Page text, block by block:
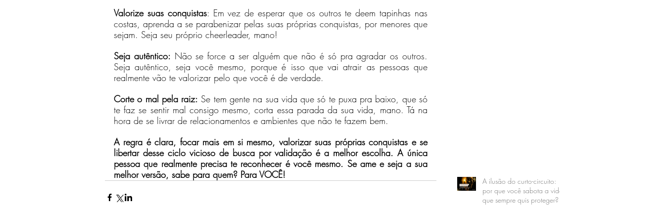
Valorize suas conquistas: Em vez de esperar que os outros te deem tapinhas nas
costas, aprenda a se parabenizar pelas suas próprias conquistas, por menores que
sejam. Seja seu próprio cheerleader, mano!
Seja autêntico: Não se force a ser alguém que não é só pra agradar os outros.
Seja autêntico, seja você mesmo, porque é isso que vai atrair as pessoas que
realmente vão te valorizar pelo que você é de verdade.
Corte o mal pela raiz: Se tem gente na sua vida que só te puxa pra baixo, que só
te faz se sentir mal consigo mesmo, corta essa parada da sua vida, mano. Tá na
hora de se livrar de relacionamentos e ambientes que não te fazem bem.
A regra é clara, focar mais em si mesmo, valorizar suas próprias conquistas e se
libertar desse ciclo vicioso de busca por validação é a melhor escolha. A única
pessoa que realmente precisa te reconhecer é você mesmo. Se ame e seja a sua
melhor versão, sabe para quem? Para VOCÊ!
A ilusão do curto-circuito:
por que você sabota a vida
que sempre quis proteger?